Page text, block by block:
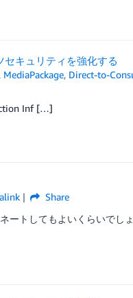
キュリティを強化する
, Direct-to-
Inf […]
Share
ートしてもよいくらいで